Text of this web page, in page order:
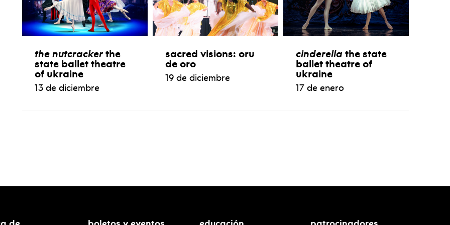
the nutcracker the
state ballet theatre
of ukraine
13 de diciembre
sacred visions: oru
de oro
19 de diciembre
cinderella the state
ballet theatre of
ukraine
17 de enero